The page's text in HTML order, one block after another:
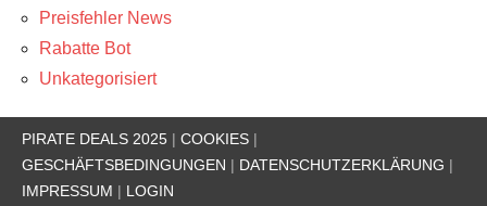
Preisfehler News
Rabatte Bot
Unkategorisiert
PIRATE DEALS 2025 | COOKIES |
GESCHÄFTSBEDINGUNGEN | DATENSCHUTZERKLÄRUNG |
IMPRESSUM | LOGIN